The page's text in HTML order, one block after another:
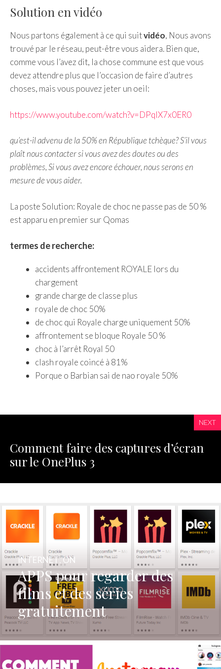
Solution en vidéo
Nous partons également à ce qui suitvidéo, Nous avons
trouvé par le réseau, peut-être vous aidera. Bien que,
comme vous l’avez dit, la chose commune est que vous
devez attendre plus que l’occasion de faire d’autres
choses, mais vous pouvez jeter un oeil:
https://www.youtube.com/watch?v=DPqlX7x0ER0
qu’est-il advenu de la 50% en République tchèque? S’il vous
plaît nous contacter si vous avez des doutes ou des
problèmes, Si vous avez encore échouer, nous serons en
mesure de vous aider.
La poste Solution: Royale de choc ne passe pas de 50 %
est apparu en premier sur Qomas
termes de recherche:
accidents affrontement ROYALE lors du
chargement
grande charge de classe plus
royale de choc 50%
de choc qui Royale charge uniquement 50%
affrontement se bloque Royale 50 %
choc à l’arrêt Royal 50
clash royale coincé à 81%
Porque o Barbian sai de nao royale 50%
NEXT
Comment faire des captures d’écran
sur le OnePlus 3
APPS pour regarder des
films et des séries
gratuitement
INTERNET,ON